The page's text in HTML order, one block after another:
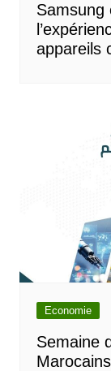
Samsung
appareils
Economie
Semaine